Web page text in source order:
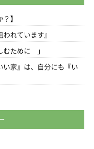
】
われています』
むために 」
家』は、自分にも『い